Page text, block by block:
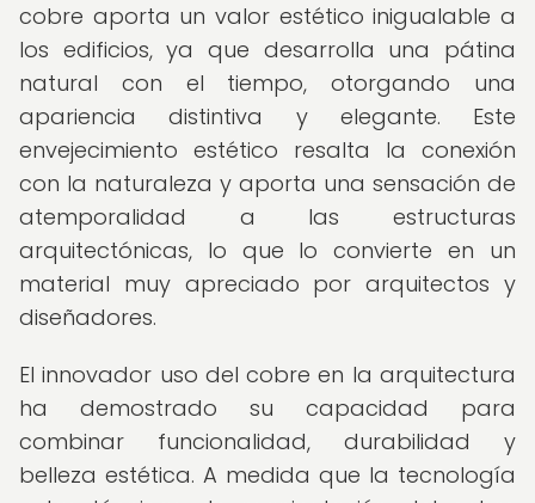
cobre aporta un valor estético inigualable a
los edificios, ya que desarrolla una pátina
natural con el tiempo, otorgando una
apariencia distintiva y elegante. Este
envejecimiento estético resalta la conexión
con la naturaleza y aporta una sensación de
atemporalidad a las estructuras
arquitectónicas, lo que lo convierte en un
material muy apreciado por arquitectos y
diseñadores.
El innovador uso del cobre en la arquitectura
ha demostrado su capacidad para
combinar funcionalidad, durabilidad y
belleza estética. A medida que la tecnología